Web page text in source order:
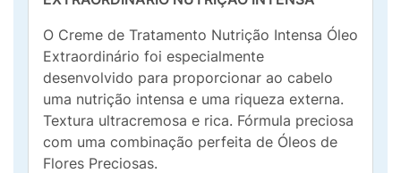
O Creme de Tratamento Nutrição Intensa Óleo
Extraordinário foi especialmente
desenvolvido para proporcionar ao cabelo
uma nutrição intensa e uma riqueza externa.
Textura ultracremosa e rica. Fórmula preciosa
com uma combinação perfeita de Óleos de
Flores Preciosas.